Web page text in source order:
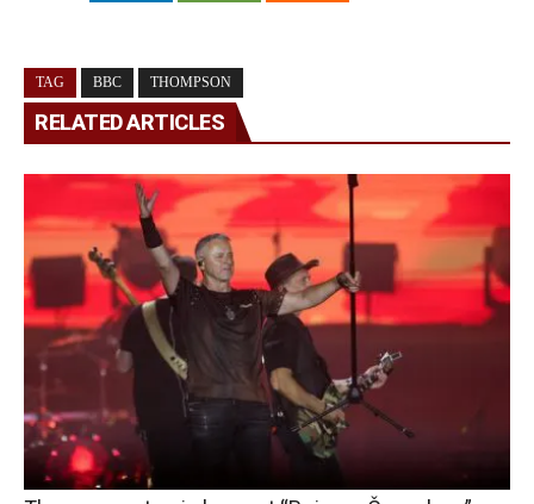
TAG BBC THOMPSON
RELATED ARTICLES